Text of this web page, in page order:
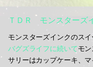
ＴＤＲ モンスターズ
モンスターズインクのス
バグズライフに続いてモ
サリーはカップケーキ、